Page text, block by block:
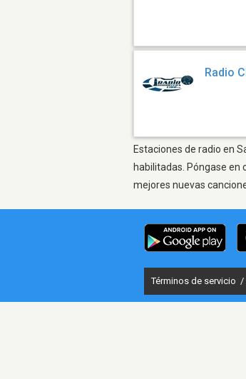
Radio
Estaciones de radio en
habilitadas. Póngase
mejores nuevas
Términos de servicio /